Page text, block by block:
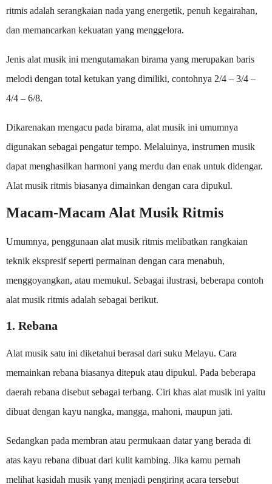
ritmis adalah serangkaian nada yang energetik, penuh kegairahan,
dan memancarkan kekuatan yang menggelora.
Jenis alat musik ini mengutamakan birama yang merupakan baris
melodi dengan total ketukan yang dimiliki, contohnya 2/4 – 3/4 –
4/4 – 6/8.
Dikarenakan mengacu pada birama, alat musik ini umumnya
digunakan sebagai pengatur tempo. Melaluinya, instrumen musik
dapat menghasilkan harmoni yang merdu dan enak untuk didengar.
Alat musik ritmis biasanya dimainkan dengan cara dipukul.
Macam-Macam Alat Musik Ritmis
Umumnya, penggunaan alat musik ritmis melibatkan rangkaian
teknik ekspresif seperti permainan dengan cara menabuh,
menggoyangkan, atau memukul. Sebagai ilustrasi, beberapa contoh
alat musik ritmis adalah sebagai berikut.
1. Rebana
Alat musik satu ini diketahui berasal dari suku Melayu. Cara
memainkan rebana biasanya ditepuk atau dipukul. Pada beberapa
daerah rebana disebut sebagai terbang. Ciri khas alat musik ini yaitu
dibuat dengan kayu nangka, mangga, mahoni, maupun jati.
Sedangkan pada membran atau permukaan datar yang berada di
atas kayu rebana dibuat dari kulit kambing. Jika kamu pernah
melihat kasidah musik yang menjadi pengiring acara tersebut